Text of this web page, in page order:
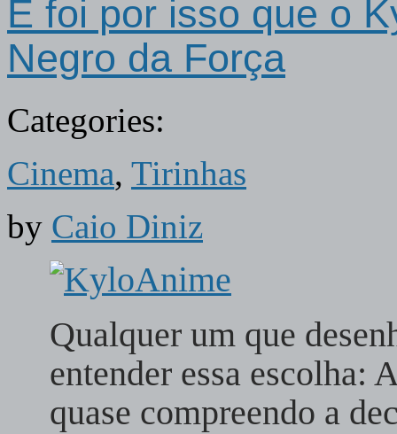
E foi por isso que o
Negro da Força
Categories:
Cinema, Tirinhas
by Caio Diniz
Qualquer um que
entender essa escolha:
quase compreendo a